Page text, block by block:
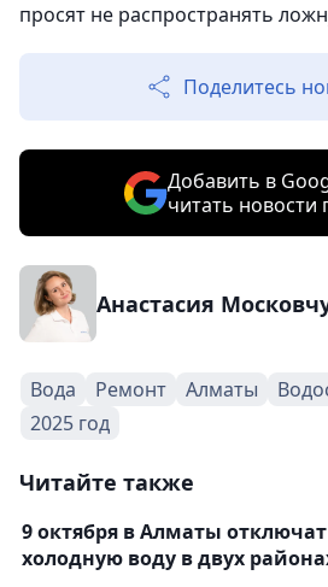
просят не распространять
Поделитесь
Добавить в
читать новости
Анастасия
Вода Ремонт Алматы
2025 год
Читайте также
9 октября в Алматы отключат
холодную воду в двух